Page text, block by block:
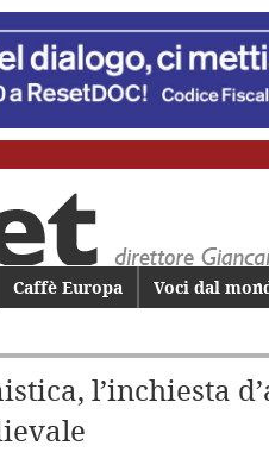
Caffè Europa Voci dal
l’inchiesta